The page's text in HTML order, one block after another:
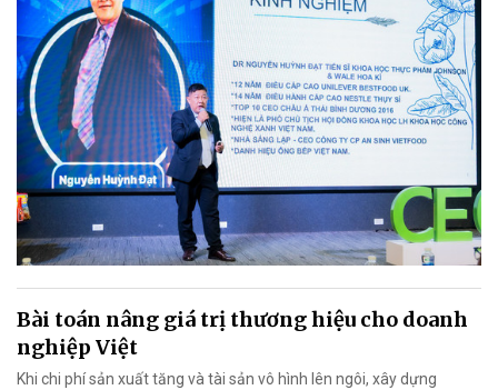
Bài toán nâng giá trị thương hiệu cho doanh
nghiệp Việt
Khi chi phí sản xuất tăng và tài sản vô hình lên ngôi, xây dựng